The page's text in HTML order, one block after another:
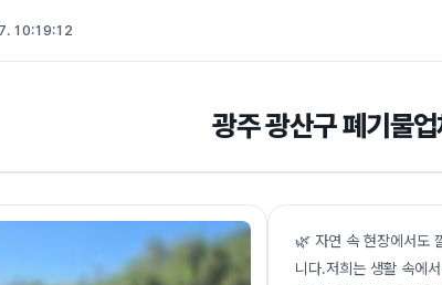
10:19:12
광주 광산구 폐기물
🌿 자연 속 현장에서도
니다.저희는 생활 속에